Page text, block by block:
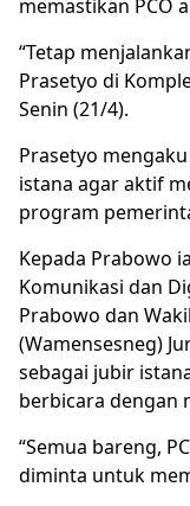
memastikan PCO
“Tetap
Prasetyo di
Senin (21/4).
Prasetyo
istana agar aktif
program
Kepada Prabowo
Komunikasi dan
Prabowo dan
(Wamensesneg)
sebagai jubir
berbicara dengan
“Semua bareng,
diminta untuk